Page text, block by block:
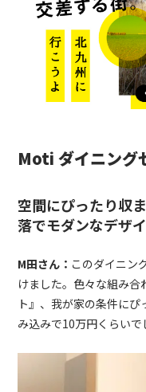
Motiダイニング
空間にぴったり収
落でモダンなデザ
M田さん： このダイニン
けました。色々な組み
ト』、我が家の条件に
み込みで10万円くらいで